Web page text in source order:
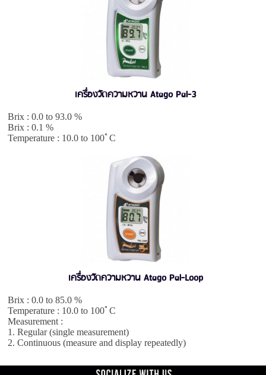
เครื่องวัดความหวาน Atago Pal-3
Brix : 0.0 to 93.0 %
Brix : 0.1 %
Temperature : 10.0 to 100ﾟC
เครื่องวัดความหวาน Atago Pal-Loop
Brix : 0.0 to 85.0 %
Temperature : 10.0 to 100ﾟC
Measurement :
1. Regular (single measurement)
2. Continuous (measure and display repeatedly)